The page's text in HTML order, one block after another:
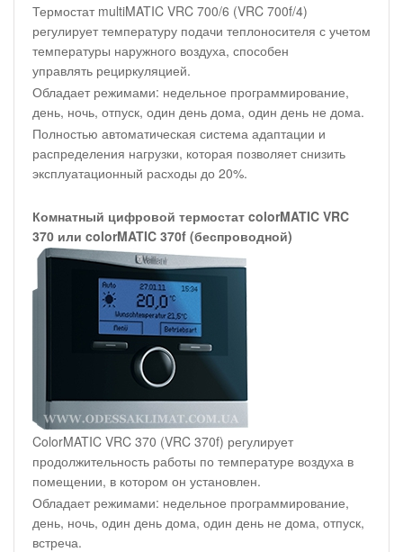
Термостат multiMATIC VRC 700/6 (VRC 700f/4)
регулирует температуру подачи теплоносителя с учетом
температуры наружного воздуха, способен
управлять рециркуляцией.
Обладает режимами: недельное программирование,
день, ночь, отпуск, один день дома, один день не дома.
Полностью автоматическая система адаптации и
распределения нагрузки, которая позволяет снизить
эксплуатационный расходы до 20%.
Комнатный цифровой термостат colorMATIC VRC
370 или colorMATIC 370f (беспроводной)
ColorMATIC VRC 370 (VRC 370f) регулирует
продолжительность работы по температуре воздуха в
помещении, в котором он установлен.
Обладает режимами: недельное программирование,
день, ночь, один день дома, один день не дома, отпуск,
встреча.